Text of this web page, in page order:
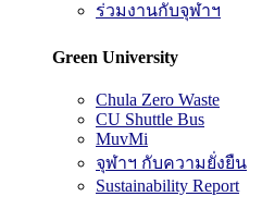
ร่วมงานกับจุฬาฯ
Green University
Chula Zero Waste
CU Shuttle Bus
MuvMi
จุฬาฯ กับความยั่งยืน
Sustainability Report